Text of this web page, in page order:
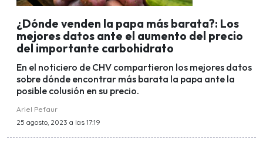
¿Dónde venden la papa más barata?: Los
mejores datos ante el aumento del precio
del importante carbohidrato
En el noticiero de CHV compartieron los mejores datos
sobre dónde encontrar más barata la papa ante la
posible colusión en su precio.
Ariel Pefaur
25 agosto, 2023 a las 17:19